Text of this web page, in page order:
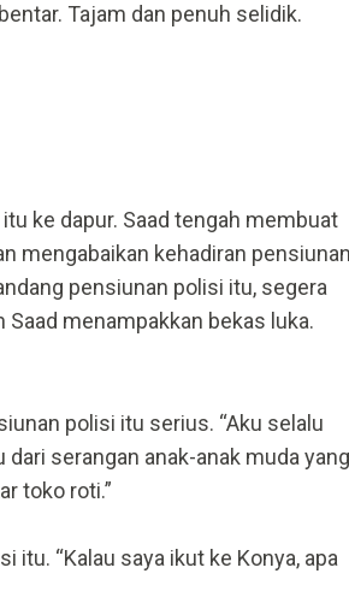
Tajam dan penuh selidik.
ke dapur. Saad tengah membuat
mengabaikan kehadiran
pensiunan polisi itu, segera
menampakkan bekas luka.
polisi itu serius. “Aku selalu
serangan anak-anak muda yang
toko roti.”
itu. “Kalau saya ikut ke Konya, apa